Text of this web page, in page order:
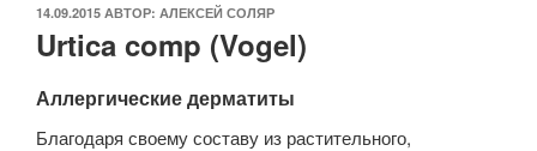
ОПУБЛИКОВАНО
14.09.2015 АВТОР: АЛЕКСЕЙ СОЛЯР
Urtica comp (Vogel)
Аллергические дерматиты
Благодаря своему составу из растительного,